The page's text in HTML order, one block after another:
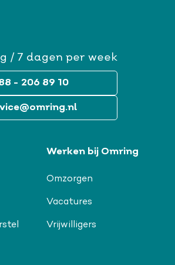
/ 7 dagen per week
- 206 89 10
Werken bij Omring
Omzorgen
Vacatures
Vrijwilligers